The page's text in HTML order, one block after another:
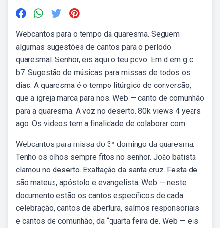
Webcantos para o tempo da quaresma. Seguem
algumas sugestões de cantos para o período
quaresmal. Senhor, eis aqui o teu povo. Em d em g c
b7. Sugestão de músicas para missas de todos os
dias. A quaresma é o tempo litúrgico de conversão,
que a igreja marca para nos. Web — canto de comunhão
para a quaresma. A voz no deserto. 80k views 4 years
ago. Os videos tem a finalidade de colaborar com.
Webcantos para missa do 3º domingo da quaresma.
Tenho os olhos sempre fitos no senhor. João batista
clamou no deserto. Exaltação da santa cruz. Festa de
são mateus, apóstolo e evangelista. Web — neste
documento estão os cantos específicos de cada
celebração, cantos de abertura, salmos responsoriais
e cantos de comunhão, da “quarta feira de. Web — eis